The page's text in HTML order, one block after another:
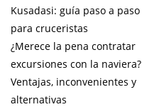
Kusadasi: guía paso a paso
para cruceristas
¿Merece la pena contratar
excursiones con la naviera?
Ventajas, inconvenientes y
alternativas